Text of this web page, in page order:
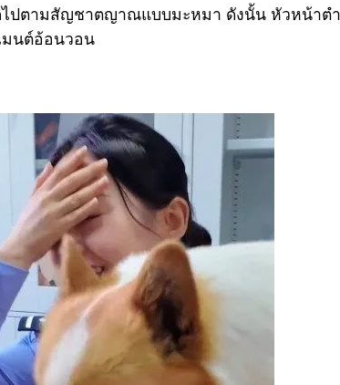
ไปตามสัญชาตญาณแบบมะหมา ดังนั้น หัวหน้าตำ
มนต์อ้อนวอน